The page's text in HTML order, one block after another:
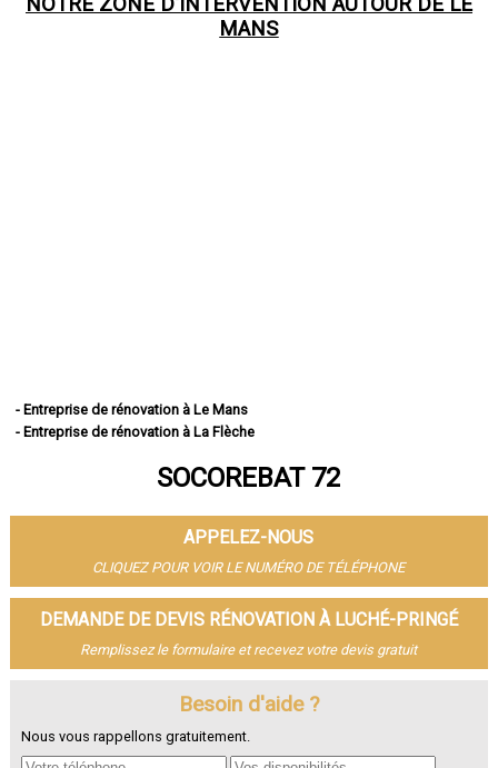
MANS
- Entreprise de rénovation à Le Mans
- Entreprise de rénovation à La Flèche
- Entreprise de rénovation à Allonnes
- Entreprise de rénovation à Coulaines
- Entreprise de rénovation à Changé
- Entreprise de rénovation à Mamers
- Entreprise de rénovation à Arnage
- Entreprise de rénovation à Parigné-l'Évêque
- Entreprise de rénovation à Château-du-Loir
- Entreprise de rénovation à Écommoy
- Entreprise de rénovation à Yvré-l'Évêque
- Entreprise de rénovation à Le Lude
SOCOREBAT 72
APPELEZ-NOUS
CLIQUEZ POUR VOIR LE NUMÉRO DE TÉLÉPHONE
DEMANDE DE DEVIS RÉNOVATION À LUCHÉ-PRINGÉ
Remplissez le formulaire et recevez votre devis gratuit
Besoin d'aide ?
Nous vous rappellons gratuitement.